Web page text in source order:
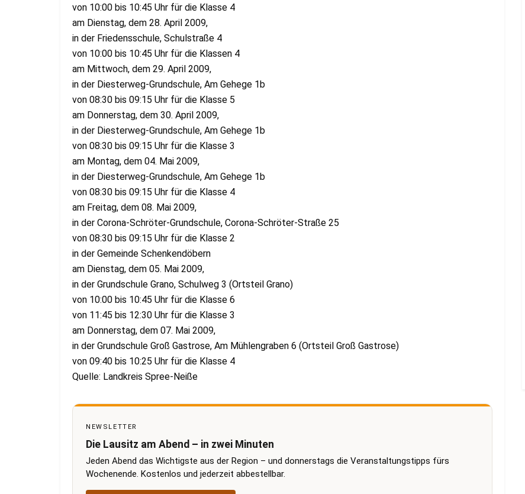
von 10:00 bis 10:45 Uhr für die Klasse 4
am Dienstag, dem 28. April 2009,
in der Friedensschule, Schulstraße 4
von 10:00 bis 10:45 Uhr für die Klassen 4
am Mittwoch, dem 29. April 2009,
in der Diesterweg-Grundschule, Am Gehege 1b
von 08:30 bis 09:15 Uhr für die Klasse 5
am Donnerstag, dem 30. April 2009,
in der Diesterweg-Grundschule, Am Gehege 1b
von 08:30 bis 09:15 Uhr für die Klasse 3
am Montag, dem 04. Mai 2009,
in der Diesterweg-Grundschule, Am Gehege 1b
von 08:30 bis 09:15 Uhr für die Klasse 4
am Freitag, dem 08. Mai 2009,
in der Corona-Schröter-Grundschule, Corona-Schröter-Straße 25
von 08:30 bis 09:15 Uhr für die Klasse 2
in der Gemeinde Schenkendöbern
am Dienstag, dem 05. Mai 2009,
in der Grundschule Grano, Schulweg 3 (Ortsteil Grano)
von 10:00 bis 10:45 Uhr für die Klasse 6
von 11:45 bis 12:30 Uhr für die Klasse 3
am Donnerstag, dem 07. Mai 2009,
in der Grundschule Groß Gastrose, Am Mühlengraben 6 (Ortsteil Groß Gastrose)
von 09:40 bis 10:25 Uhr für die Klasse 4
Quelle: Landkreis Spree-Neiße
NEWSLETTER
Die Lausitz am Abend – in zwei Minuten
Jeden Abend das Wichtigste aus der Region – und donnerstags die Veranstaltungstipps fürs
Wochenende. Kostenlos und jederzeit abbestellbar.